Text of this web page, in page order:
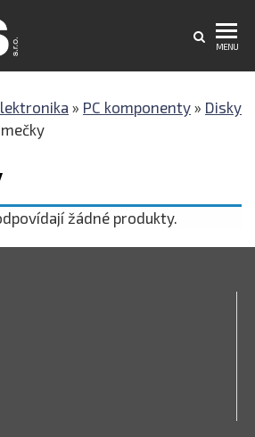
s.r.o.
Reklama
MENU
» PC komponenty » Disky
žádné produkty.